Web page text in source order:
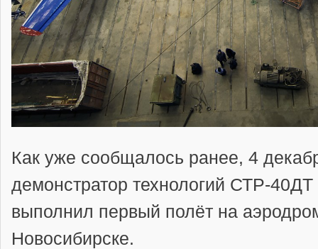
Как уже сообщалось ранее, 4
демонстратор технологий СТР-
выполнил первый полёт на
Новосибирске.